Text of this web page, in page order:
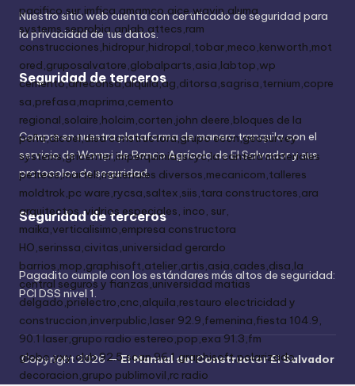
Nuestro sitio web cuenta con certificado de seguridad para
la privacidad de tus datos.
Seguridad de terceros
Compre en nuestra plataforma de manera tranquila con el
servicio de Wompi de Banco Agrícola de El Salvador y sus
protocolos de seguridad.
Seguridad de terceros
Pagadito cumple con los estándares más altos de seguridad:
PCI DSS nivel 1.
Copyright 2026 —El Manual del Constructor El Salvador